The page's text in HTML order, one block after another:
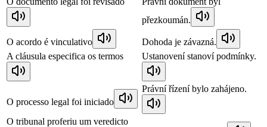
přezkoumán.
O acordo é vinculativo
Dohoda je závazná.
A cláusula especifica os termos
Ustanovení stanoví podmínky.
O processo legal foi iniciado
Právní řízení bylo zahájeno.
O tribunal proferiu um veredicto